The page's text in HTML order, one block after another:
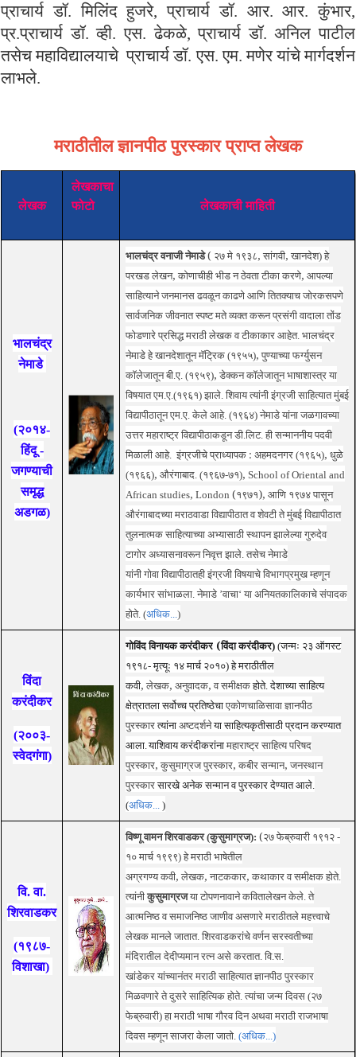
प्राचार्य डॉ. मिलिंद हुजरे, प्राचार्य डॉ. आर. आर. कुंभार,
प्र.प्राचार्य डॉ. व्ही. एस. ढेकळे, प्राचार्य डॉ. अनिल पाटील
तसेच महाविद्यालयाचे प्राचार्य डॉ. एस. एम. मणेर यांचे मार्गदर्शन
लाभले.
मराठीतील ज्ञानपीठ पुरस्कार प्राप्तलेखक
लेखक
लेखकाचा
फोटो
लेखकाची माहिती
भालचंद्र
नेमाडे
(२०१४-
हिंदू -
जगण्याची
समृद्ध
अडगळ)
भालचंद्र वनाजी नेमाडे( २७ मे १९३८, सांगवी, खानदेश) हे
परखड लेखन, कोणाचीही भीड न ठेवता टीका करणे, आपल्या
साहित्याने जनमानस ढवळून काढणे आणि तितक्‍याच जोरकसपणे
सार्वजनिक जीवनात स्पष्ट मते व्यक्त करून प्रसंगी वादाला तोंड
फोडणारे प्रसिद्ध मराठी लेखक व टीकाकार आहेत. भालचंद्र
नेमाडे हे खानदेशातून मॅट्रिक (१९५५), पुण्याच्या फर्ग्युसन
कॉलेजातून बी.ए. (१९५९), डेक्कन कॉलेजातून भाषाशास्त्र या
विषयात एम.ए.(१९६१) झाले. शिवाय त्यांनी इंग्रजी साहित्यात मुंबई
विद्यापीठातून एम.ए. केले आहे. (१९६४) नेमाडे यांना जळगावच्या
उत्तर महाराष्ट्र विद्यापीठाकडून डी.लिट. ही सन्माननीय पदवी
मिळाली आहे. इंग्रजीचे प्राध्यापक : अहमदनगर (१९६५), धुळे
(१९६६), औरंगाबाद. (१९६७-७१), School of Oriental and
African studies, London (१९७१), आणि १९७४ पासून
औरंगाबादच्या मराठवाडा विद्यापीठात व शेवटी ते मुंबई विद्यापीठात
तुलनात्मक साहित्याच्या अभ्यासाठी स्थापन झालेल्या गुरुदेव
टागोर अध्यासनावरून निवृत्त झाले. तसेच नेमाडे
यांनी गोवा विद्यापीठातही इंग्रजी विषयाचे विभागप्रमुख म्हणून
कार्यभार सांभाळला. नेमाडे ’वाचा‘ या अनियतकालिकाचे संपादक
होते. (अधिक... )
विंदा
करंदीकर
(२००३-
स्वेदगंगा)
गोविंद विनायक करंदीकर (विंदा करंदीकर) (जन्मः २३ ऑगस्ट
१९१८- मृत्यूः १४ मार्च २०१०) हे मराठीतील
कवी, लेखक, अनुवादक, व समीक्षक होते. देशाच्या साहित्य
क्षेत्रातला सर्वोच्च प्रतिष्ठेचा एकोणचाळिसावा ज्ञानपीठ
पुरस्कार त्यांना अष्टदर्शने या साहित्यकृतीसाठी प्रदान करण्यात
आला. याशिवाय करंदीकरांना महाराष्ट्र साहित्य परिषद
पुरस्कार, कुसुमाग्रज पुरस्कार, कबीर सन्मान, जनस्थान
पुरस्कार सारखे अनेक सन्मान व पुरस्कार देण्यात आले.
(अधिक... )
वि. वा.
शिरवाडकर
(१९८७-
विशाखा)
विष्णू वामन शिरवाडकर (कुसुमाग्रज): (२७ फेब्रुवारी १९१२ -
१० मार्च १९९९) हे मराठी भाषेतील
अग्रगण्य कवी, लेखक, नाटककार, कथाकार व समीक्षक होते.
त्यांनी कुसुमाग्रज या टोपणनावाने कवितालेखन केले. ते
आत्मनिष्ठ व समाजनिष्ठ जाणीव असणारे मराठीतले महत्त्वाचे
लेखक मानले जातात. शिरवाडकरांचे वर्णन सरस्वतीच्या
मंदिरातील देदीप्यमान रत्‍न असे करतात. वि.स.
खांडेकर यांच्यानंतर मराठी साहित्यात ज्ञानपीठ पुरस्कार
मिळवणारे ते दुसरे साहित्यिक होते. त्यांचा जन्म दिवस (२७
फेब्रुवारी) हा मराठी भाषा गौरव दिन अथवा मराठी राजभाषा
दिवस म्हणून साजरा केला जातो. (अधिक...)